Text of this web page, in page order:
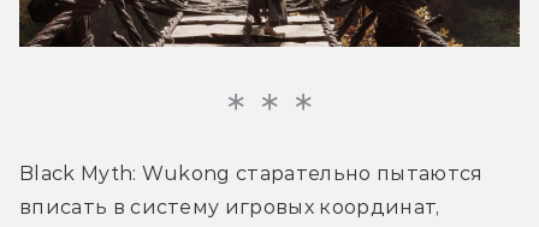
Black Myth: Wukong старательно пытаются
вписать в систему игровых координат,